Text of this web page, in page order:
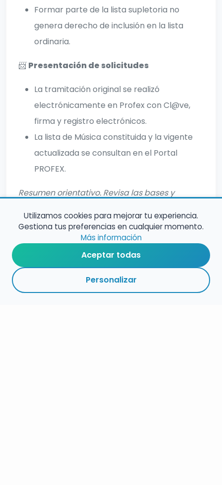
Formar parte de la lista supletoria no
genera derecho de inclusión en la lista
ordinaria.
📨 Presentación de solicitudes
La tramitación original se realizó
electrónicamente en Profex con Cl@ve,
firma y registro electrónicos.
La lista de Música constituida y la vigente
actualizada se consultan en el Portal
PROFEX.
Resumen orientativo. Revisa las bases y
RESUMEN PLAZOS ESPECIALIDAD ENLACES SEGUIR
Utilizamos cookies para mejorar tu experiencia.
Gestiona tus preferencias en cualquier momento.
Más información
Aceptar todas
Personalizar